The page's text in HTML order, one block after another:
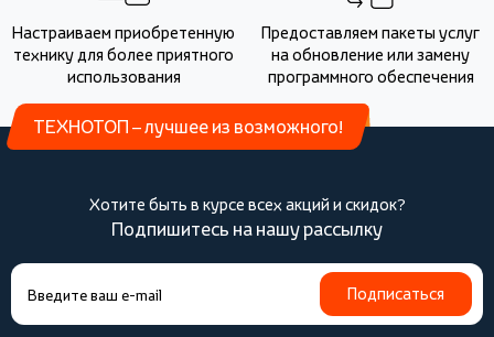
Настраиваем приобретенную
технику для более приятного
использования
Предоставляем пакеты услуг
на обновление или замену
программного обеспечения
ТЕХНОТОП – лучшее из возможного!
Хотите быть в курсе всех акций и скидок?
Подпишитесь на нашу рассылку
Подписаться